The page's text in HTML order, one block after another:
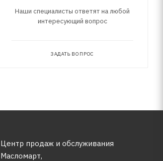
Наши специалисты ответят на любой
интересующий вопрос
ЗАДАТЬ ВОПРОС
Центр продаж и обслуживания
Масломарт,